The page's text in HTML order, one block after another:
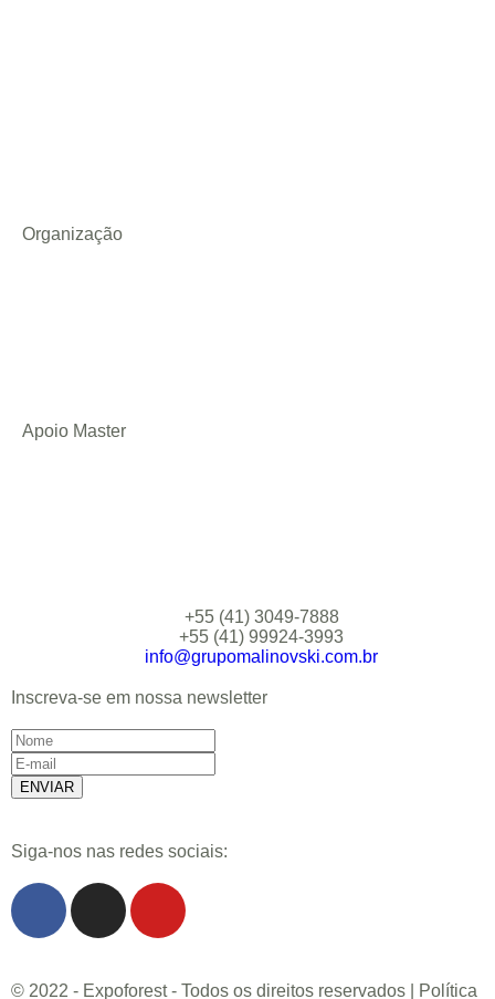
Organização
Apoio Master
+55 (41) 3049-7888
+55 (41) 99924-3993
info@grupomalinovski.com.br
Inscreva-se em nossa newsletter
Siga-nos nas redes sociais:
© 2022 - Expoforest - Todos os direitos reservados | Política